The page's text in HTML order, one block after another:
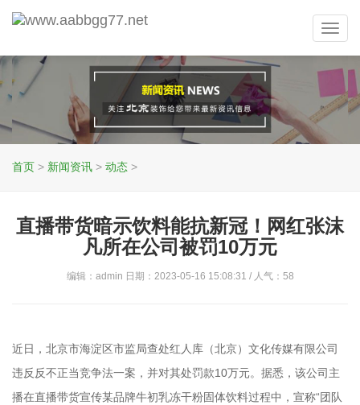
首页 > 新闻资讯 > 动态 >
直播带货暗示饮料能抗新冠！网红张沫
凡所在公司被罚10万元
编辑：admin 日期：2023-05-16 15:08:31 / 人气： 58
近日，北京市海淀区市监局查处红人库（北京）文化传媒有限公司
违反反不正当竞争法一案，并对其处罚款10万元。据悉，该公司主
播在直播带货宣传某品牌牛初乳冻干粉固体饮料过程中，宣称“团队